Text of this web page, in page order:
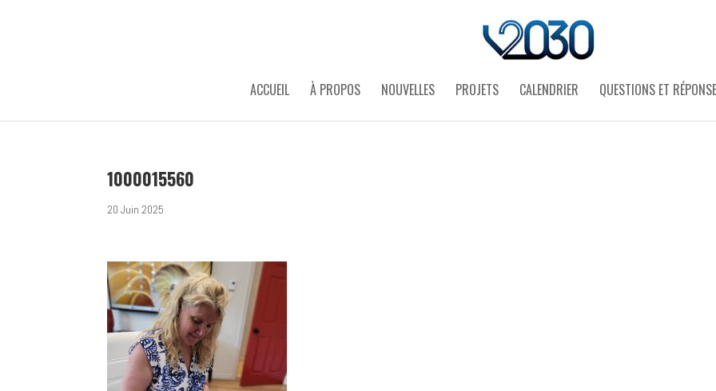
ACCUEIL À PROPOS NOUVELLES PROJETS CALENDRIER QUESTIONS ET
1000015560
20 Juin 2025